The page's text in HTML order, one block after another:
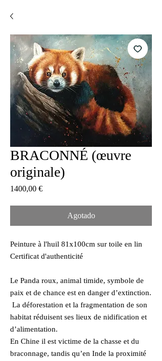
BRACONNÉ (œuvre
originale)
1400,00 €Precio
Agotado
Peinture à l'huil 81x100cm sur toile en lin
Certificat d'authenticité
Le Panda roux, animal timide, symbole de
paix et de chance est en danger d’extinction.
La déforestation et la fragmentation de son
habitat réduisent ses lieux de nidification et
d’alimentation.
En Chine il est victime de la chasse et du
braconnage, tandis qu’en Inde la proximité